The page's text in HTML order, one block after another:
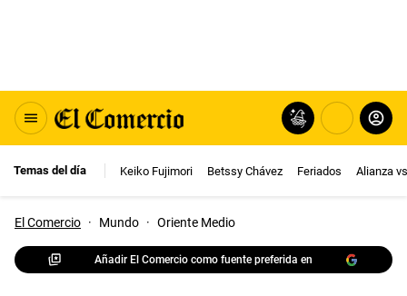
Temas del día Keiko Fujimori Betssy Chávez Feriados Alianza
El Comercio · Mundo · Oriente Medio
Añadir El Comercio como fuente preferida en